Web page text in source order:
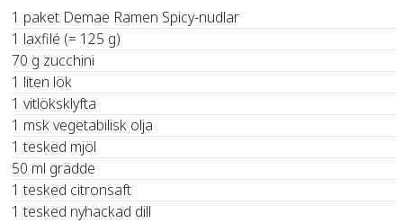
1 paket Demae Ramen Spicy-nudlar
1 laxfilé (= 125 g)
70 g zucchini
1 liten lök
1 vitlöksklyfta
1 msk vegetabilisk olja
1 tesked mjöl
50 ml grädde
1 tesked citronsaft
1 tesked nyhackad dill